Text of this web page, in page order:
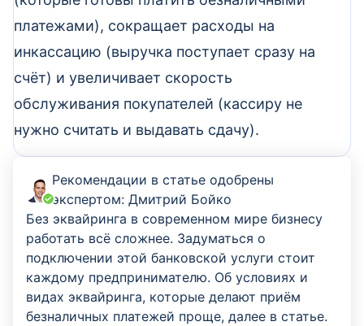
платежами), сокращает расходы на
инкассацию (выручка поступает сразу на
счёт) и увеличивает скорость
обслуживания покупателей (кассиру не
нужно считать и выдавать сдачу).
Рекомендации в статье одобрены
экспертом: Дмитрий Бойко
Без эквайринга в современном мире бизнесу
работать всё сложнее. Задуматься о
подключении этой банковской услуги стоит
каждому предпринимателю. Об условиях и
видах эквайринга, которые делают приём
безналичных платежей проще, далее в статье.